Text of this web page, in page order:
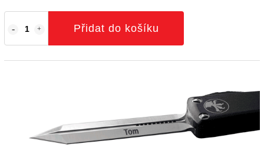
Přidat do košíku